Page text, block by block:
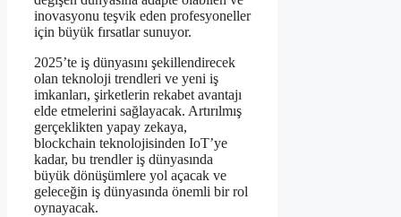
inovasyonu teşvik eden profesyoneller
için büyük fırsatlar sunuyor.
2025’te iş dünyasını şekillendirecek
olan teknoloji trendleri ve yeni iş
imkanları, şirketlerin rekabet avantajı
elde etmelerini sağlayacak. Artırılmış
gerçeklikten yapay zekaya,
blockchain teknolojisinden IoT’ye
kadar, bu trendler iş dünyasında
büyük dönüşümlere yol açacak ve
geleceğin iş dünyasında önemli bir rol
oynayacak.